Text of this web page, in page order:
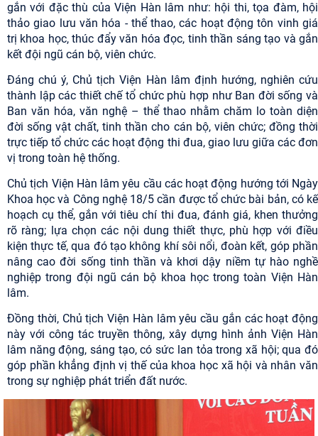
gắn với đặc thù của Viện Hàn lâm như: hội thi, tọa đàm, hội
thảo giao lưu văn hóa - thể thao, các hoạt động tôn vinh giá
trị khoa học, thúc đẩy văn hóa đọc, tinh thần sáng tạo và gắn
kết đội ngũ cán bộ, viên chức.
Đáng chú ý, Chủ tịch Viện Hàn lâm định hướng, nghiên cứu
thành lập các thiết chế tổ chức phù hợp như Ban đời sống và
Ban văn hóa, văn nghệ – thể thao nhằm chăm lo toàn diện
đời sống vật chất, tinh thần cho cán bộ, viên chức; đồng thời
trực tiếp tổ chức các hoạt động thi đua, giao lưu giữa các đơn
vị trong toàn hệ thống.
Chủ tịch Viện Hàn lâm yêu cầu các hoạt động hướng tới Ngày
Khoa học và Công nghệ 18/5 cần được tổ chức bài bản, có kế
hoạch cụ thể, gắn với tiêu chí thi đua, đánh giá, khen thưởng
rõ ràng; lựa chọn các nội dung thiết thực, phù hợp với điều
kiện thực tế, qua đó tạo không khí sôi nổi, đoàn kết, góp phần
nâng cao đời sống tinh thần và khơi dậy niềm tự hào nghề
nghiệp trong đội ngũ cán bộ khoa học trong toàn Viện Hàn
lâm.
Đồng thời, Chủ tịch Viện Hàn lâm yêu cầu gắn các hoạt động
này với công tác truyền thông, xây dựng hình ảnh Viện Hàn
lâm năng động, sáng tạo, có sức lan tỏa trong xã hội; qua đó
góp phần khẳng định vị thế của khoa học xã hội và nhân văn
trong sự nghiệp phát triển đất nước.